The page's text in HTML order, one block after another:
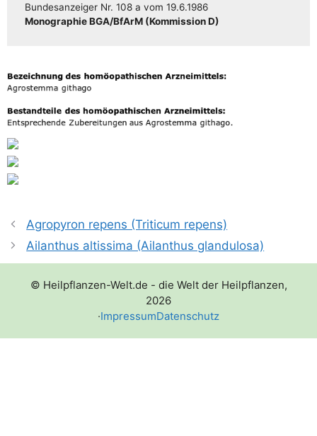
Bun­des­an­zei­ger Nr. 108 a vom 19.6.1986
Mono­gra­phie BGA/​​BfArM (Kom­mis­si­on D)
Agropyron repens (Triticum repens)
Ailanthus altissima (Ailanthus glandulosa)
© Heilpflanzen-Welt.de - die Welt der Heilpflanzen,
2026
·ImpressumDatenschutz